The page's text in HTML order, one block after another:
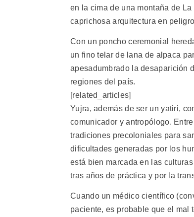
en la cima de una montaña de
caprichosa arquitectura en
Con un poncho ceremonial
un fino telar de lana de alpaca
apesadumbrado la desaparición
regiones del país.
[related_articles]
Yujra, además de ser un yatiri,
comunicador y antropólogo.
tradiciones precoloniales para
dificultades generadas por los
está bien marcada en las
tras años de práctica y por la
Cuando un médico científico
paciente, es probable que el mal